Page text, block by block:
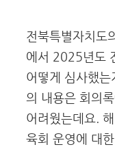
전북특별자치도
에서 2025년도
어떻게 심사했
의 내용은 회의
어려웠는데요.
육회 운영에 대